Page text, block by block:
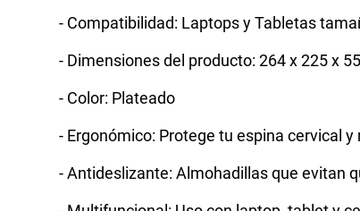
- Compatibilidad: Laptops y Tabletas
- Dimensiones del producto: 264 x 225 x
- Color: Plateado
- Ergonómico: Protege tu espina cervical
- Antideslizante: Almohadillas que evitan